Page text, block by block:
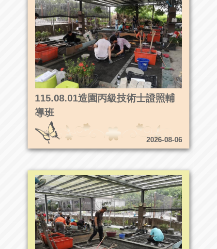
115.08.01造園丙級技術士證照輔
導班
2026-08-06